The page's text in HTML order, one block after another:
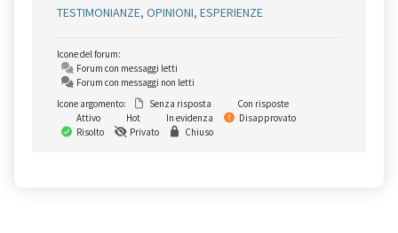
TESTIMONIANZE, OPINIONI, ESPERIENZE
Icone del forum:
Forum con messaggi letti
Forum con messaggi non letti
Icone argomento:
Senza risposta
Con risposte
Attivo
Hot In evidenza
Disapprovato
Risolto
Privato Chiuso